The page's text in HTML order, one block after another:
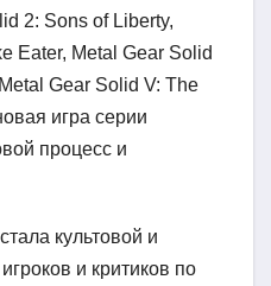
2: Sons of Liberty,
Eater, Metal Gear Solid
Gear Solid V: The
игра серии
процесс и
культовой и
и критиков по